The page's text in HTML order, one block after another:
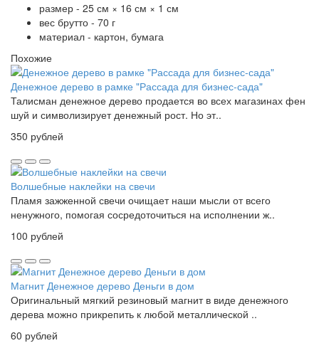
размер - 25 см × 16 см × 1 см
вес брутто - 70 г
материал - картон, бумага
Похожие
Денежное дерево в рамке "Рассада для бизнес-сада"
Талисман денежное дерево продается во всех магазинах фен
шуй и символизирует денежный рост. Но эт..
350 рублей
Волшебные наклейки на свечи
Пламя зажженной свечи очищает наши мысли от всего
ненужного, помогая сосредоточиться на исполнении ж..
100 рублей
Магнит Денежное дерево Деньги в дом
Оригинальный мягкий резиновый магнит в виде денежного
дерева можно прикрепить к любой металлической ..
60 рублей